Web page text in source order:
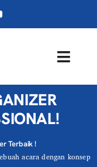
Terbaik !
acara dengan konsep